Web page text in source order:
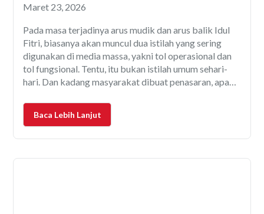
Maret 23, 2026
Pada masa terjadinya arus mudik dan arus balik Idul
Fitri, biasanya akan muncul dua istilah yang sering
digunakan di media massa, yakni tol operasional dan
tol fungsional. Tentu, itu bukan istilah umum sehari-
hari. Dan kadang masyarakat dibuat penasaran, apa
fungsional? Dengan meningkatnya perjalanan para
pemudik di masa
Baca Lebih Lanjut